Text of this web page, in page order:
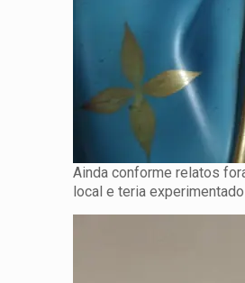
Ainda conforme relatos
local e teria